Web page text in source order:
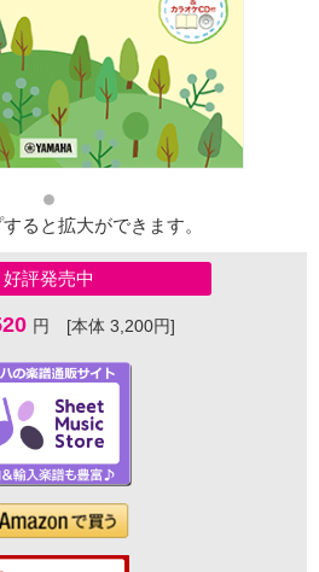
ると拡大ができます。
好評発売中
円 [本体 3,200円]